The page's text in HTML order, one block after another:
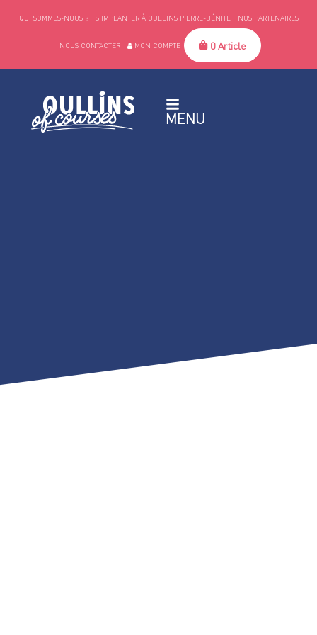
QUI SOMMES-NOUS ? S’IMPLANTER À OULLINS PIERRE-BÉNITE NOS PARTENAIRES
NOUS CONTACTER MON COMPTE 0 Article
MENU